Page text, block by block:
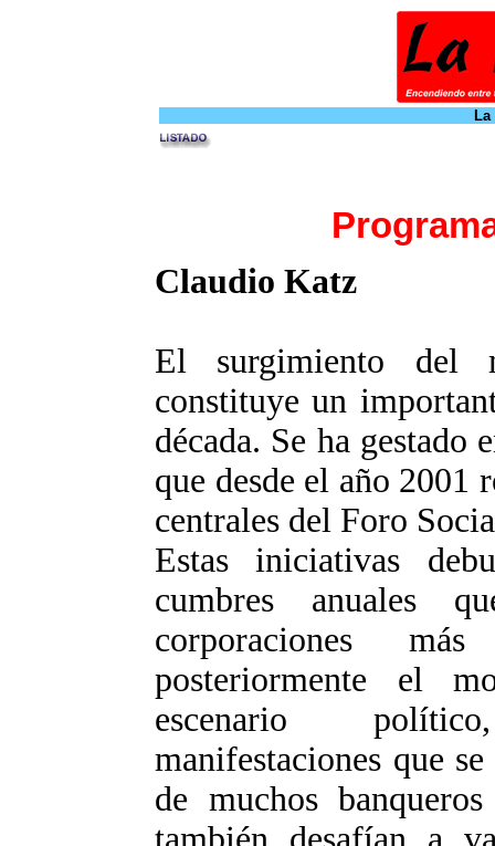
Claudio Katz
El surgimiento del
constituye un
década. Se ha gestado
que desde el año 2001
centrales del Foro
Estas iniciativas
cumbres anuales
corporaciones más
posteriormente el
escenario
manifestaciones que
de muchos